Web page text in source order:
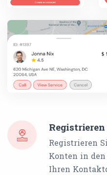
Registrieren
Konten in
Ihren